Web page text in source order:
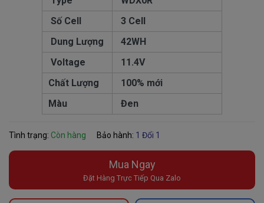
Số Cell
3 Cell
Dung Lượng
42WH
Voltage
11.4V
Chất Lượng
100% mới
Màu
Đen
Tình trạng: Còn hàng Bảo hành: 1 Đổi 1
Mua Ngay
Đặt Hàng Trực Tiếp Qua Zalo